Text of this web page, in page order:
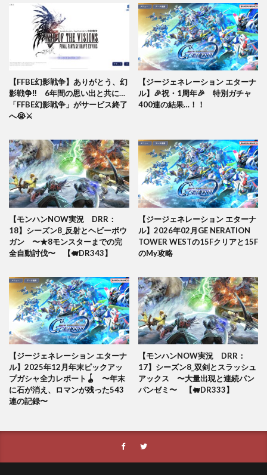
【FFBE幻影戦争】ありがとう、幻
影戦争‼️ 6年間の思い出と共に…
「FFBE幻影戦争」がサービス終了
へ😭⚔️
【ジージェネレーション エターナ
ル】🎉祝・1周年🎉 特別ガチャ
400連の結果…！！
【モンハンNOW実況 DRR：
18】シーズン8_反射とヘビーボウ
ガン 〜★8モンスターまでの完
全自動討伐〜 【🐖DR343】
【ジージェネレーション エターナ
ル】2026年02月GE NERATION
TOWER WESTの15Fクリアと15F
のMy攻略
【ジージェネレーション エターナ
ル】2025年12月年末ピックアッ
プガシャ全力レポート🪀 〜年末
に石が消え、ロマンが残った543
連の記録〜
【モンハンNOW実況 DRR：
17】シーズン8_双剣とスラッシュ
アックス 〜大量出現と連続パン
パンゼミ〜 【🐖DR333】